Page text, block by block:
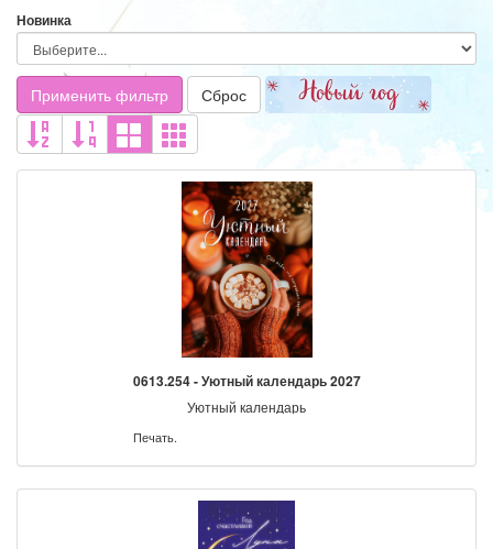
Новинка
Применить фильтр Сброс
0613.254 - Уютный календарь 2027
Уютный календарь
Печать.